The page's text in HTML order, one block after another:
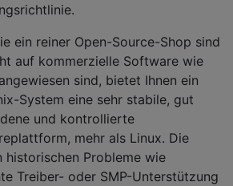
ein reiner Open-Source-Shop sind
auf kommerzielle Software wie
sind, bietet Ihnen ein
System eine sehr stabile, gut
und kontrollierte
mehr als Linux. Die
historischen Probleme wie
Treiber- oder SMP-Unterstützung